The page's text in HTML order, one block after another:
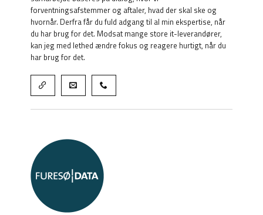
forventningsafstemmer og aftaler, hvad der skal ske og
hvornår. Derfra får du fuld adgang til al min ekspertise, når
du har brug for det. Modsat mange store it-leverandører,
kan jeg med lethed ændre fokus og reagere hurtigt, når du
har brug for det.